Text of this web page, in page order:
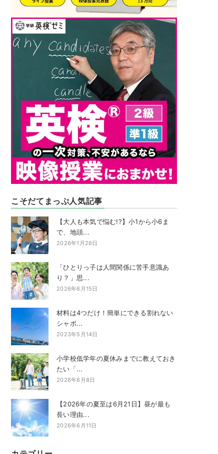
こそだてまっぷ人気記事
【大人も本気で悩む!?】小1から小6ま
で、地頭...
2026年1月26日
「ひとりっ子は人間関係に苦手意識あ
り？」思...
2026年6月15日
材料は4つだけ！簡単にできる割れない
シャボ...
2023年5月14日
小学校低学年の夏休みまでに教えておき
たい「...
2026年6月8日
【2026年の夏至は6月21日】昼が最も
長い理由...
2026年6月11日